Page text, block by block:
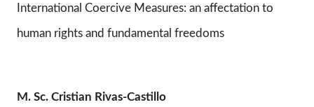
International Coercive Measures: an affectation to
human rights and fundamental freedoms
M. Sc. Cristian Rivas-Castillo